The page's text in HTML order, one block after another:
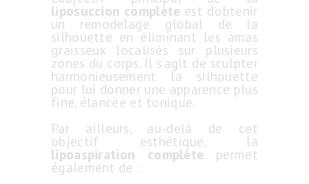
liposuccion complète est d’obtenir
un remodelage global de la
silhouette en éliminant les amas
graisseux localisés sur plusieurs
zones du corps. Il s’agit de sculpter
harmonieusement la silhouette
pour lui donner une apparence plus
fine, élancée et tonique.
Par ailleurs, au-delà de cet
objectif esthétique, la
lipoaspiration complète permet
également de :